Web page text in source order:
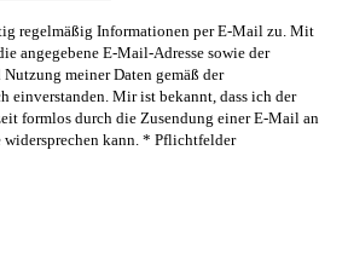
regelmäßig Informationen per E-Mail zu. Mit
angegebene E-Mail-Adresse sowie der
meiner Daten gemäß der
einverstanden. Mir ist bekannt, dass ich der
formlos durch die Zusendung einer E-Mail an
widersprechen kann. * Pflichtfelder